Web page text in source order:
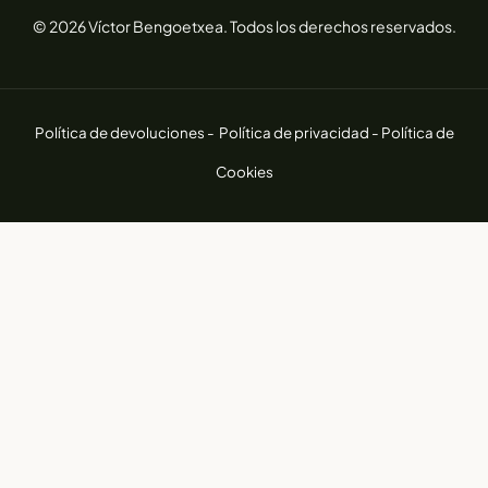
© 2026 Víctor Bengoetxea. Todos los derechos reservados.
Política de devoluciones - Política de privacidad - Política de
Cookies